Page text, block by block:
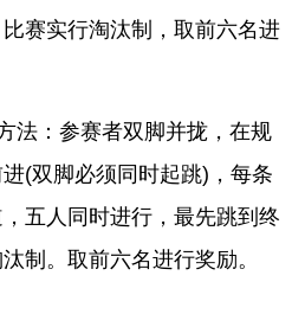
赛实行淘汰制，取前六名进
法：参赛者双脚并拢，在规
(双脚必须同时起跳)，每条
五人同时进行，最先跳到终
制。取前六名进行奖励。